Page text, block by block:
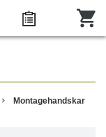
Montagehandskar